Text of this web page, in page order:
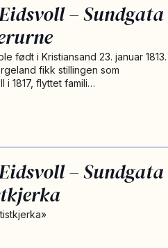
– Sundgata
født i Kristiansand 23. januar 1813.
fikk stillingen som
i 1817, flyttet famili…
– Sundgata